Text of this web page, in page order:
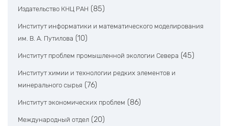
Издательство КНЦ РАН (85)
Институт информатики и математического моделирования
им. В. А. Путилова (10)
Институт проблем промышленной экологии Севера (45)
Институт химии и технологии редких элементов и
минерального сырья (76)
Институт экономических проблем (86)
Международный отдел (20)